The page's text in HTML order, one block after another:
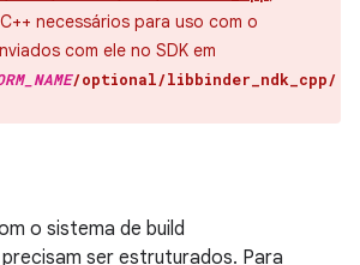
necessários para uso com o
com ele no SDK em
/optional/libbinder_ndk_cpp/
o sistema de build
precisam ser estruturados. Para